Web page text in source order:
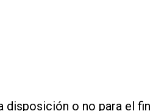
disposición o no para el fin